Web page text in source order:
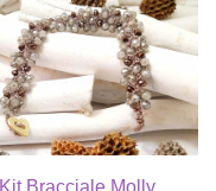
Kit Bracciale Molly